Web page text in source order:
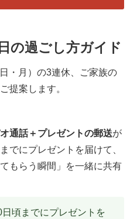
の過ごし方ガイド
・月）の3連休、ご家族の
提案します。
通話＋プレゼントの郵送が
でにプレゼントを届けて、
もらう瞬間」を一緒に共有
日頃までにプレゼントを